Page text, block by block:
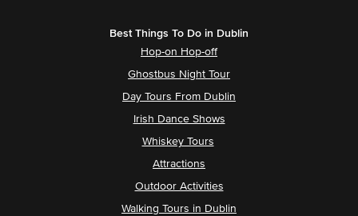
Best Things To Do in Dublin
Hop-on Hop-off
Ghostbus Night Tour
Day Tours From Dublin
Irish Dance Shows
Whiskey Tours
Attractions
Outdoor Activities
Walking Tours in Dublin